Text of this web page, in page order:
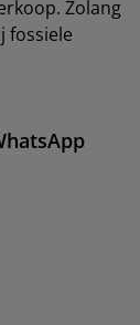
Zolang
fossiele